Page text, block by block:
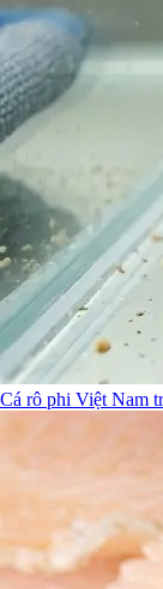
Cá rô phi Việt Nam